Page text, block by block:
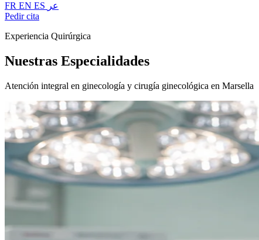
FR EN ES عر
Pedir cita
Experiencia Quirúrgica
Nuestras Especialidades
Atención integral en ginecología y cirugía ginecológica en Marsella